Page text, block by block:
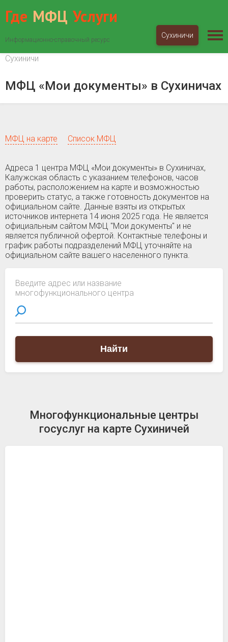
Где МФЦ Услуги
Информационно-справочный ресурс
Сухиничи
Калужская область
Сухиничи
МФЦ «Мои документы» в Сухиничах
МФЦ на карте Список МФЦ
Адреса 1 центра МФЦ «Мои документы» в Сухиничах,
Калужская область c указанием телефонов, часов
работы, расположением на карте и возможностью
проверить статус, а также готовность документов на
официальном сайте. Данные взяты из открытых
источников интернета 14 июня 2025 года. Не является
официальным сайтом МФЦ "Мои документы" и не
является публичной офертой. Контактные телефоны и
график работы подразделений МФЦ уточняйте на
официальном сайте вашего населенного пункта.
Введите адрес или название
многофункционального центра
Найти
Многофункциональные центры
госуслуг на карте Сухиничей